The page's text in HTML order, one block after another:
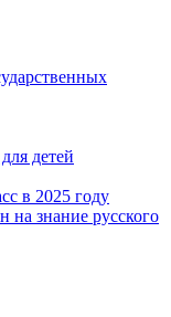
детей
в 2025 году
на знание русского